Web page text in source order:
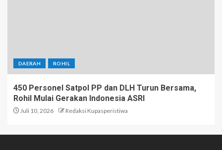
DAERAH ROHIL
450 Personel Satpol PP dan DLH Turun Bersama,
Rohil Mulai Gerakan Indonesia ASRI
Juli 10, 2026 Redaksi Kupasperistiwa